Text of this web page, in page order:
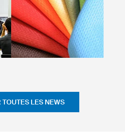
TOUTES LES NEWS